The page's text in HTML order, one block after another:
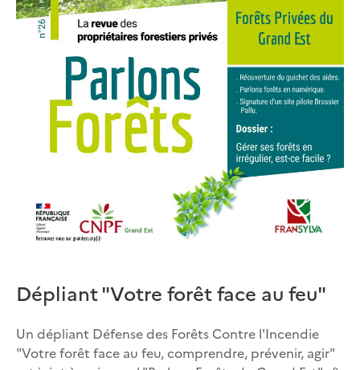
Dépliant "Votre forêt face au feu"
Un dépliant Défense des Forêts Contre l'Incendie
"Votre forêt face au feu, comprendre, prévenir, agir"